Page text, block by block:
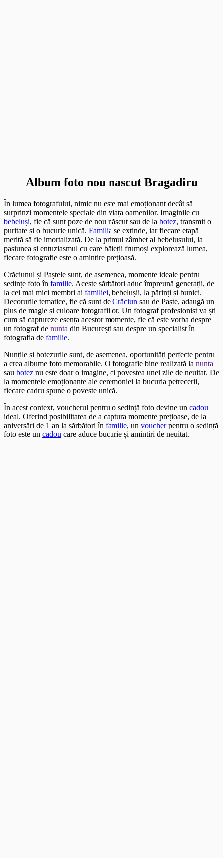
Album foto nou nascut Bragadiru
În lumea fotografului, nimic nu este mai emoționant decât să
surprinzi momentele speciale din viața oamenilor. Imaginile cu
bebeluși, fie că sunt poze de nou născut sau de la botez, transmit o
puritate și o bucurie unică. Familia se extinde, iar fiecare etapă
merită să fie imortalizată. De la primul zâmbet al bebelușului, la
pasiunea și entuziasmul cu care băieții frumoși explorează lumea,
fiecare fotografie este o amintire prețioasă.
Crăciunul și Paștele sunt, de asemenea, momente ideale pentru
sedințe foto în familie. Aceste sărbători aduc împreună generații, de
la cei mai mici membri ai familiei, bebelușii, la părinți și bunici.
Decorurile tematice, fie că sunt de Crăciun sau de Paște, adaugă un
plus de magie și culoare fotografiilor. Un fotograf profesionist va ști
cum să captureze esența acestor momente, fie că este vorba despre
un fotograf de nunta din București sau despre un specialist în
fotografia de familie.
Nunțile și botezurile sunt, de asemenea, oportunități perfecte pentru
a crea albume foto memorabile. O fotografie bine realizată la nunta
sau botez nu este doar o imagine, ci povestea unei zile de neuitat. De
la momentele emoționante ale ceremoniei la bucuria petrecerii,
fiecare cadru spune o poveste unică.
În acest context, voucherul pentru o sedință foto devine un cadou
ideal. Oferind posibilitatea de a captura momente prețioase, de la
aniversări de 1 an la sărbători în familie, un voucherpentru o sedință
foto este un cadou care aduce bucurie și amintiri de neuitat.